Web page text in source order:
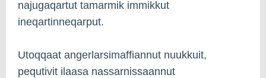
najugaqartut tamarmik immikkut
ineqartinneqarput.
Utoqqaat angerlarsimaffiannut nuukkuit,
pequtivit ilaasa nassarnissaannut